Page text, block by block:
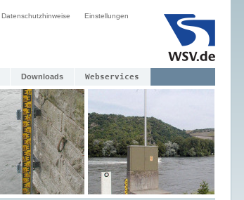
Datenschutzhinweise Einstellungen
Downloads Webservices